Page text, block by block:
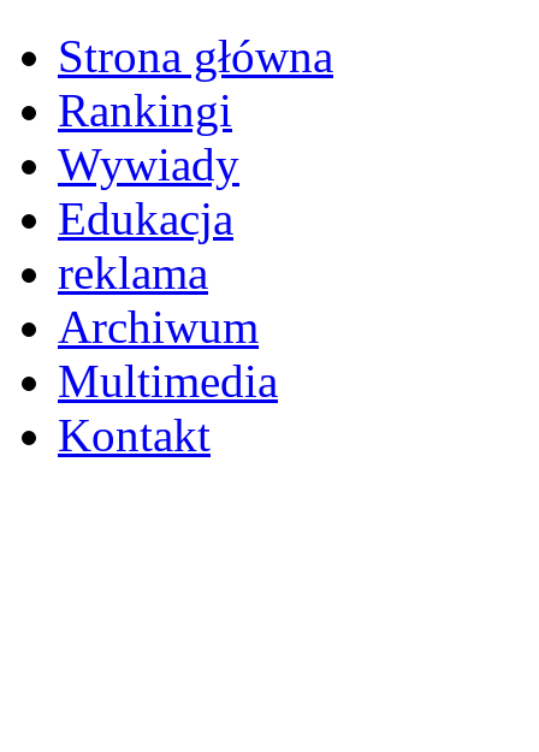
Strona główna
Rankingi
Wywiady
Edukacja
reklama
Archiwum
Multimedia
Kontakt